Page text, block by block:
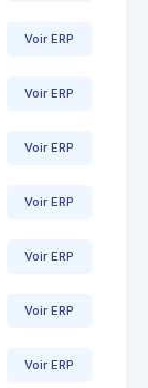
Voir ERP
Voir ERP
Voir ERP
Voir ERP
Voir ERP
Voir ERP
Voir ERP